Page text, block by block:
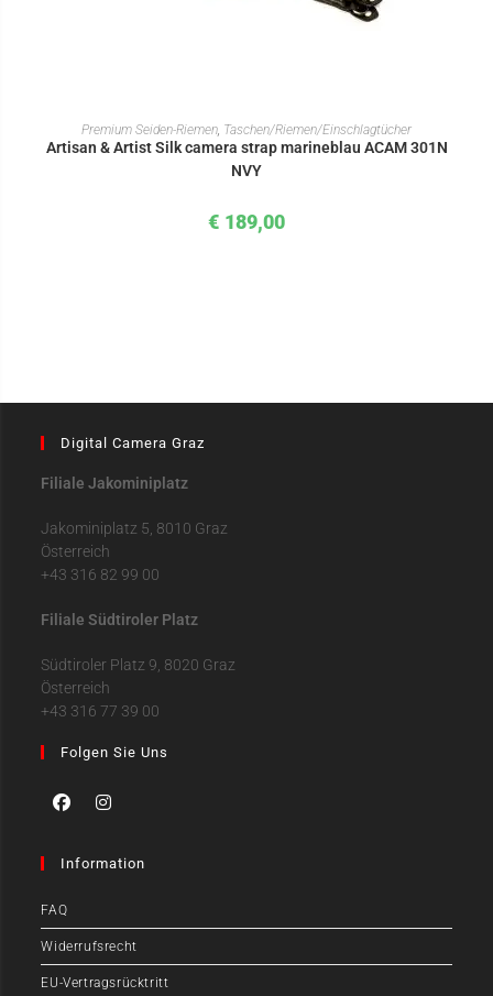
IN DEN WARENKORB
Premium Seiden-Riemen, Taschen/Riemen/Einschlagtücher
Artisan & Artist Silk camera strap marineblau ACAM 301N
NVY
€ 189,00
Digital Camera Graz
Filiale Jakominiplatz
Jakominiplatz 5, 8010 Graz
Österreich
+43 316 82 99 00
Filiale Südtiroler Platz
Südtiroler Platz 9, 8020 Graz
Österreich
+43 316 77 39 00
Folgen Sie Uns
Information
FAQ
Widerrufsrecht
EU-Vertragsrücktritt